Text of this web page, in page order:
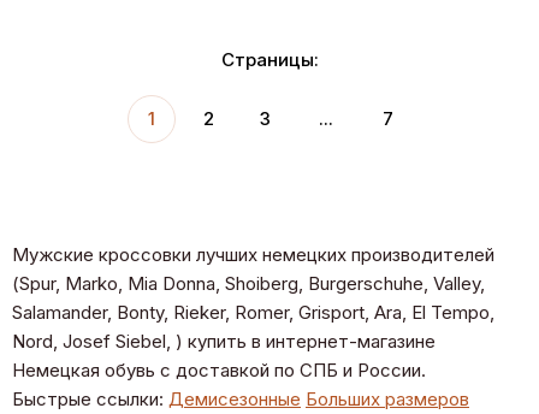
Страницы:
1 2 3 ... 7
Мужские кроссовки лучших немецких производителей
(Spur, Marko, Mia Donna, Shoiberg, Burgerschuhe, Valley,
Salamander, Bonty, Rieker, Romer, Grisport, Ara, El Tempo,
Nord, Josef Siebel, ) купить в интернет-магазине
Немецкая обувь с доставкой по СПБ и России.
Быстрые ссылки: Демисезонные Больших размеров